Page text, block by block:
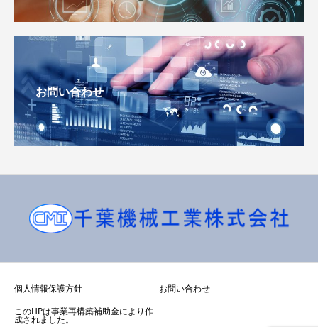
お問い合わせ
個人情報保護方針
お問い合わせ
このHPは事業再構築補助金により作
成されました。